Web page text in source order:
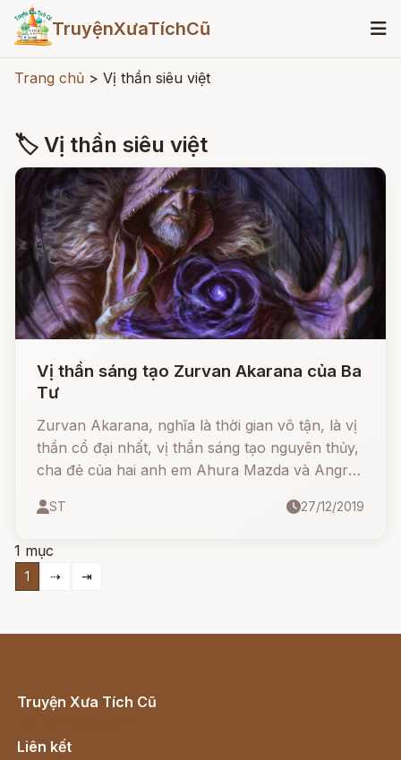
TruyệnXưaTíchCũ
Trang chủ > Vị thần siêu việt
🏷 Vị thần siêu việt
Vị thần sáng tạo Zurvan Akarana của Ba
Tư
Zurvan Akarana, nghĩa là thời gian vô tận, là vị
thần cổ đại nhất, vị thần sáng tạo nguyên thủy,
cha đẻ của hai anh em Ahura Mazda và Angra
ST 27/12/2019
1 mục
1 ⇢ ⇥
Truyện Xưa Tích Cũ
Liên kết